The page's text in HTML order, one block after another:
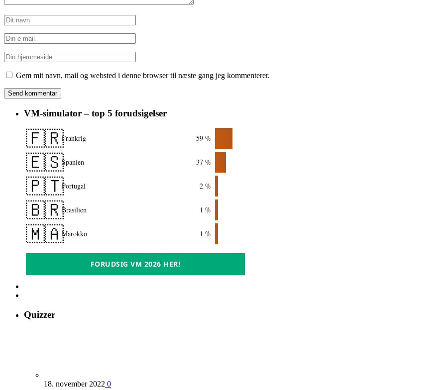
Gem mit navn, mail og websted i denne browser til næste gang jeg kommenterer.
VM-simulator – top 5 forudsigelser
🇫🇷Frankrig 59 %
🇪🇸Spanien 37 %
🇵🇹Portugal 2 %
🇧🇷Brasilien 1 %
🇲🇦Marokko 1 %
FORUDSIG VM 2026 HER!
Quizzer
18. november 2022 0